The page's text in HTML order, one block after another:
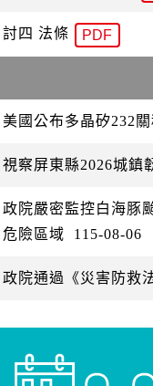
討四 法條 PDF
美國公布多晶矽232
視察屏東縣2026城鎮
政院嚴密監控白海豚
危險區域
115-08-06
政院通過《災害防救